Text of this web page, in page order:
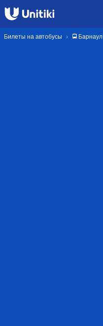
Билеты на автобусы 🚍 Барнаул